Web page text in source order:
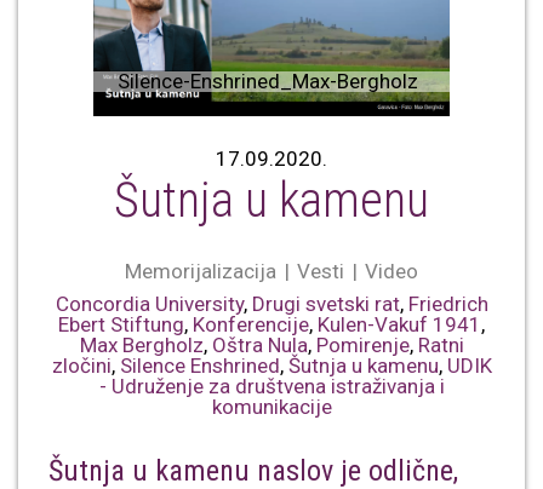
Silence-Enshrined_Max-Bergholz
17.09.2020.
Šutnja u kamenu
Memorijalizacija Vesti
Video
Concordia University, Drugi svetski rat, Friedrich
Ebert Stiftung, Konferencije, Kulen-Vakuf 1941 ,
Max Bergholz, Oštra Nula, Pomirenje, Ratni
zločini, Silence Enshrined, Šutnja u kamenu, UDIK
- Udruženje za društvena istraživanja i
komunikacije
Šutnja u kamenu naslov je odlične,